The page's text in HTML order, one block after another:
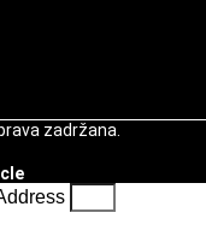
zadržana.